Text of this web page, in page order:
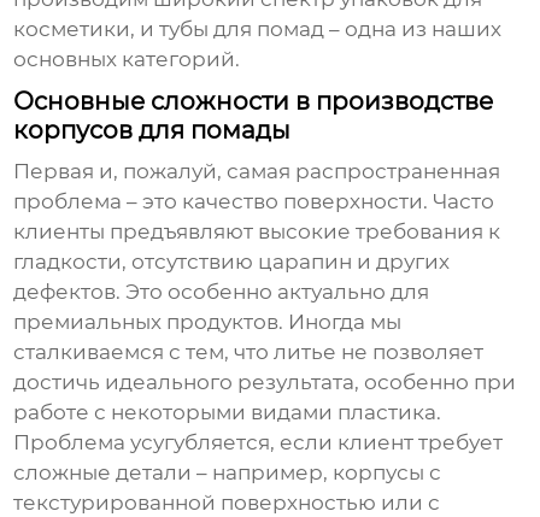
косметики, итубы для помад – одна из наших
основных категорий.
Основные сложности в производстве
корпусов для помады
Первая и, пожалуй, самая распространенная
проблема – это качество поверхности. Часто
клиенты предъявляют высокие требования к
гладкости, отсутствию царапин и других
дефектов. Это особенно актуально для
премиальных продуктов. Иногда мы
сталкиваемся с тем, что литье не позволяет
достичь идеального результата, особенно при
работе с некоторыми видами пластика.
Проблема усугубляется, если клиент требует
сложные детали – например, корпусы с
текстурированной поверхностью или с